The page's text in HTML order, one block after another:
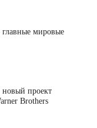
главные мировые
новый проект
Brothers